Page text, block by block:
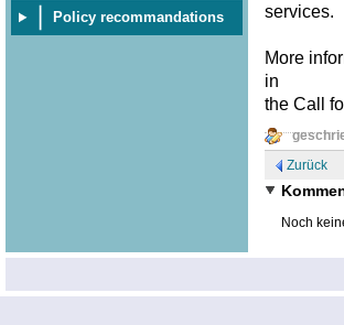
Policy recommandations
services.
More
in
the Call
Zurück
Noch